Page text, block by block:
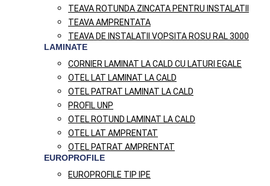
TEAVA ROTUNDA ZINCATA PENTRU INSTALATII
TEAVA AMPRENTATA
TEAVA DE INSTALATII VOPSITA ROSU RAL 3000
LAMINATE
CORNIER LAMINAT LA CALD CU LATURI EGALE
OTEL LAT LAMINAT LA CALD
OTEL PATRAT LAMINAT LA CALD
PROFIL UNP
OTEL ROTUND LAMINAT LA CALD
OTEL LAT AMPRENTAT
OTEL PATRAT AMPRENTAT
EUROPROFILE
EUROPROFILE TIP IPE